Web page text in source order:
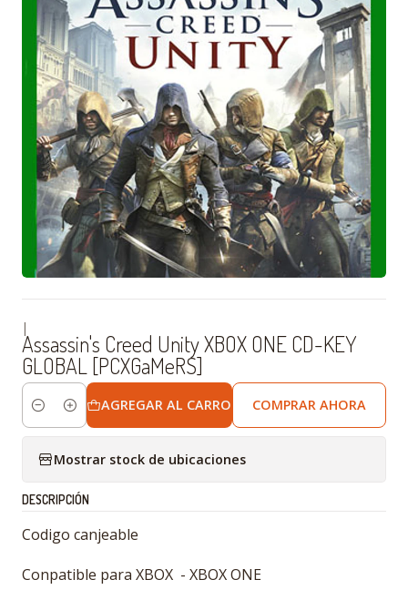
|
Assassin's Creed Unity XBOX ONE CD-KEY
GLOBAL [PCXGaMeRS]
Cantidad
AGREGAR AL CARRO COMPRAR AHORA
Mostrar stock de ubicaciones
DESCRIPCIÓN
Codigo canjeable
Conpatible para XBOX - XBOX ONE